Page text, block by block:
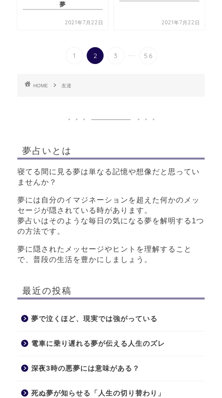
夢
2021年7月22日 2021年7月22日
1 2 3 ... 56
HOME 友達
夢占いとは
寝てる間に見る夢は単なる記憶や想像だと思ってい
ませんか？
夢には自分のイマジネーションを超えた何かのメッ
セージが隠されている時があります。
夢占いはそのような毎日の気になる夢を解明する1つ
の方法です。
夢に隠されたメッセージやヒントを理解すること
で、普段の生活を豊かにしましょう。
最近の投稿
夢で泣くほど、現実では強がっている
電車に乗り遅れる夢が伝える人生のズレ
深夜3時の悪夢には意味がある？
死ぬ夢が知らせる「人生の切り替わり」